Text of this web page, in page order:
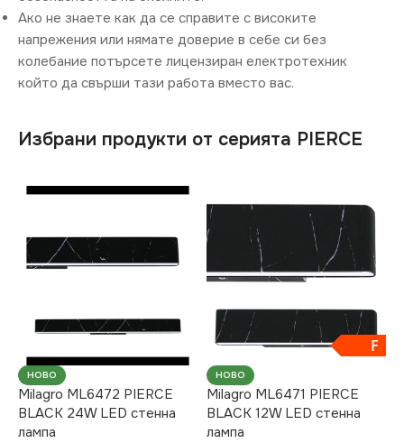
Ако не знаете как да се справите с високите
напрежения или нямате доверие в себе си без
колебание потърсете лицензиран електротехник
който да свърши тази работа вместо вас.
Избрани продукти от серията PIERCE
НОВО
Milagro ML6472 PIERCE
BLACK 24W LED стенна
лампа
F
НОВО
Milagro ML6471 PIERCE
BLACK 12W LED стенна
лампа